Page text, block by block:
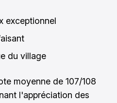
exceptionnel
du village
moyenne de 107/108
l'appréciation des